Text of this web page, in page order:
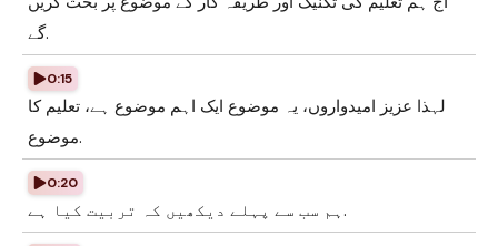
گے.
0:15
لہذا عزیز امیدواروں، یہ موضوع ایک اہم موضوع ہے، تعلیم کا
موضوع.
0:20
ہم سب سے پہلے دیکھیں کہ تربیت کیا ہے.